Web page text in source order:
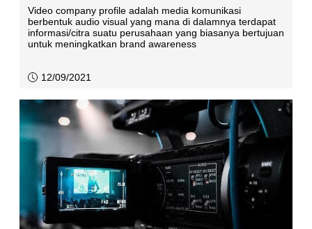
Video company profile adalah media komunikasi
berbentuk audio visual yang mana di dalamnya terdapat
informasi/citra suatu perusahaan yang biasanya bertujuan
untuk meningkatkan brand awareness
12/09/2021